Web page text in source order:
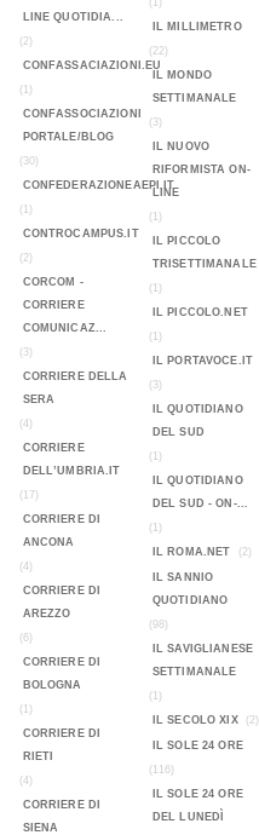
LINE QUOTIDIA...
(2)
CONFASSACIAZIONI.EU
(1)
CONFASSOCIAZIONI
PORTALE/BLOG
(30)
CONFEDERAZIONEAEPI.IT
(1)
CONTROCAMPUS.IT
(2)
CORCOM -
CORRIERE
COMUNICAZ...
(3)
CORRIERE DELLA
SERA
(4)
CORRIERE
DELL’UMBRIA.IT
(17)
CORRIERE DI
ANCONA
(4)
CORRIERE DI
AREZZO
(6)
CORRIERE DI
BOLOGNA
(1)
CORRIERE DI
RIETI
(4)
CORRIERE DI
SIENA
(1)
IL MILLIMETRO
(22)
IL MONDO
SETTIMANALE
(3)
IL NUOVO
RIFORMISTA ON-
LINE
(1)
IL PICCOLO
TRISETTIMANALE
(1)
IL PICCOLO.NET
(1)
IL PORTAVOCE.IT
(3)
IL QUOTIDIANO
DEL SUD
(1)
IL QUOTIDIANO
DEL SUD - ON-...
(1)
IL ROMA.NET
(2)
IL SANNIO
QUOTIDIANO
(98)
IL SAVIGLIANESE
SETTIMANALE
(1)
IL SECOLO XIX
(2)
IL SOLE 24 ORE
(116)
IL SOLE 24 ORE
DEL LUNEDÌ